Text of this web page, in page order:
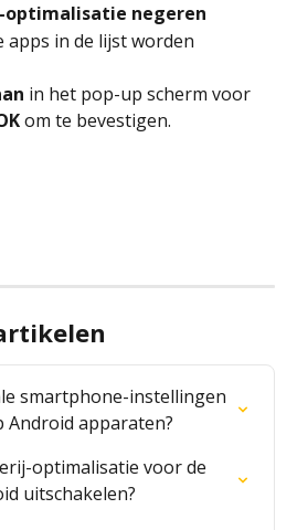
negeren
in de lijst worden
in het pop-up scherm voor
om te bevestigen.
smartphone-instellingen
Android apparaten?
optimalisatie voor de
uitschakelen?